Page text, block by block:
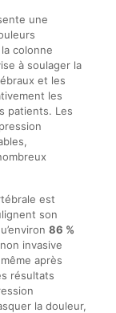
une
colonne
à soulager la
et les
les
patients. Les
est
son
86 %
invasive
après
résultats
la douleur,